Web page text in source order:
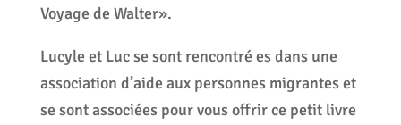
Voyage de Walter».
Lucyle et Luc se sont rencontré es dans une
association d’aide aux personnes migrantes et
se sont associées pour vous offrir ce petit livre